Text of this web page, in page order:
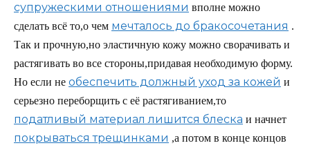
супружескими отношениями вполне можно
сделать всё то,о чем мечталось до бракосочетания .
Так и прочную,но эластичную кожу можно сворачивать и
растягивать во все стороны,придавая необходимую форму.
Но если не обеспечить должный уход за кожей и
серьезно переборщить с её растягиванием,то
податливый материал лишится блеска и начнет
покрываться трещинками ,а потом в конце концов